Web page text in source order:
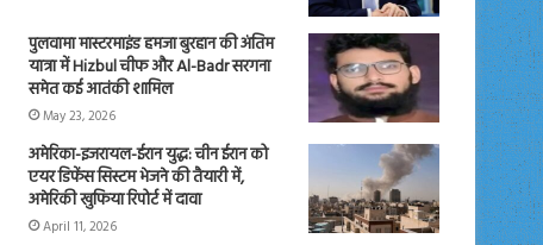
पुलवामा मास्टरमाइंड हमजा बुरहान की अंतिम
यात्रा में Hizbul चीफ और Al-Badr सरगना
समेत कई आतंकी शामिल
May 23, 2026
अमेरिका-इजरायल-ईरान युद्ध: चीन ईरान को
एयर डिफेंस सिस्टम भेजने की तैयारी में,
अमेरिकी खुफिया रिपोर्ट में दावा
April 11, 2026